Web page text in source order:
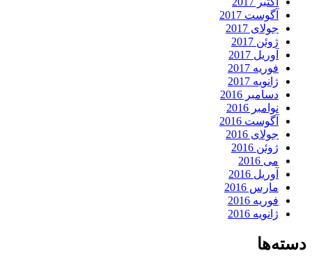
آگوست 2017
جولای 2017
ژوئن 2017
آوریل 2017
فوریه 2017
ژانویه 2017
دسامبر 2016
نوامبر 2016
آگوست 2016
جولای 2016
ژوئن 2016
می 2016
آوریل 2016
مارس 2016
فوریه 2016
ژانویه 2016
دسته‌ها